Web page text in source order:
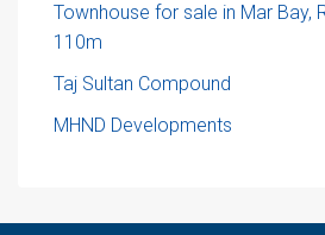
Townhouse for sale in Mar Bay,
110m
Taj Sultan Compound
MHND Developments